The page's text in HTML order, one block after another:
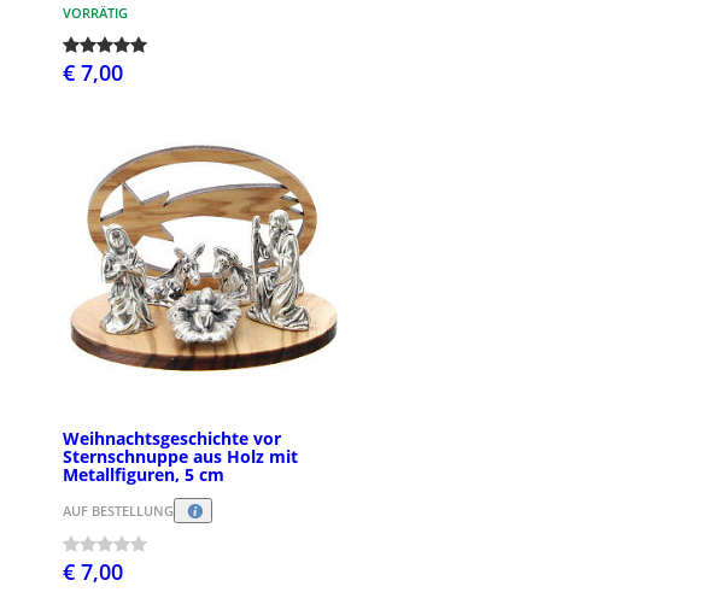
VORRÄTIG
€ 7,00
Weihnachtsgeschichte vor
Sternschnuppe aus Holz mit
Metallfiguren, 5 cm
AUF BESTELLUNG
€ 7,00